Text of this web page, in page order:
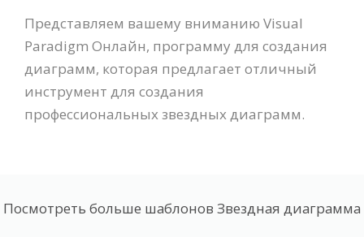
Представляем вашему вниманию Visual
Paradigm Онлайн, программу для создания
диаграмм, которая предлагает отличный
инструмент для создания
профессиональных звездных диаграмм.
Посмотреть больше шаблонов Звездная диаграмма